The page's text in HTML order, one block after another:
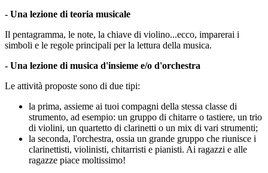
- Una lezione di teoria musicale
Il pentagramma, le note, la chiave di violino...ecco, imparerai i
simboli e le regole principali per la lettura della musica.
- Una lezione di musica d'insieme e/o d'orchestra
Le attività proposte sono di due tipi:
la prima, assieme ai tuoi compagni della stessa classe di
strumento, ad esempio: un gruppo di chitarre o tastiere, un trio
di violini, un quartetto di clarinetti o un mix di vari strumenti;
la seconda, l'orchestra, ossia un grande gruppo che riunisce i
clarinettisti, violinisti, chitarristi e pianisti. Ai ragazzi e alle
ragazze piace moltissimo!